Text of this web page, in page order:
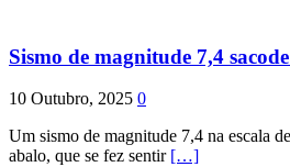
Sismo de magnitude 7,4
10 Outubro, 2025 0
Um sismo de magnitude 7,4 na escala
abalo, que se fez sentir […]